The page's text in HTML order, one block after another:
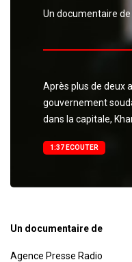
Un documentaire
Après plus de deux
gouvernement
dans la capitale,
1:37 ECOUTER
Un documentaire de
Agence Presse Radio